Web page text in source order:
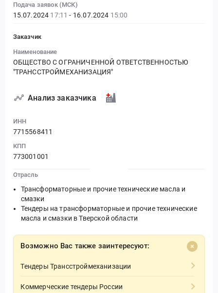
Подача заявок (МСК)
15.07.2024 17:11 - 16.07.2024 15:00
Заказчик
Наименование
ОБЩЕСТВО С ОГРАНИЧЕННОЙ ОТВЕТСТВЕННОСТЬЮ
"ТРАНССТРОЙМЕХАНИЗАЦИЯ"
Анализ заказчика
ИНН
7715568411
КПП
773001001
Отрасль
Трансформаторные и прочие технические масла и
смазки
Тендеры на трансформаторные и прочие технические
масла и смазки в Тверской области
Возможно Вас также заинтересуют:
Тендеры Трансстроймеханизации
Коммерческие тендеры России